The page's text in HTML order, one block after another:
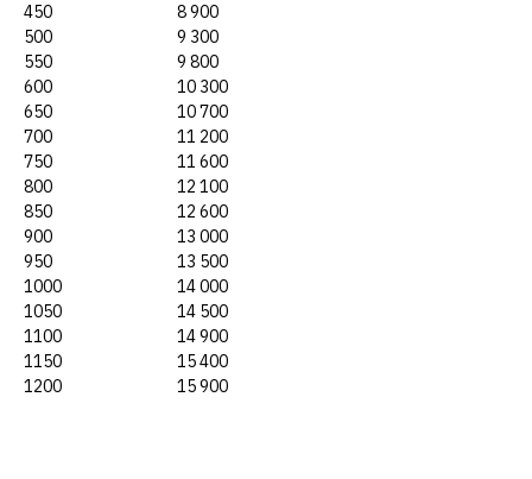
450
8 900
500
9 300
550
9 800
600
10 300
650
10 700
700
11 200
750
11 600
800
12 100
850
12 600
900
13 000
950
13 500
1000
14 000
1050
14 500
1100
14 900
1150
15 400
1200
15 900